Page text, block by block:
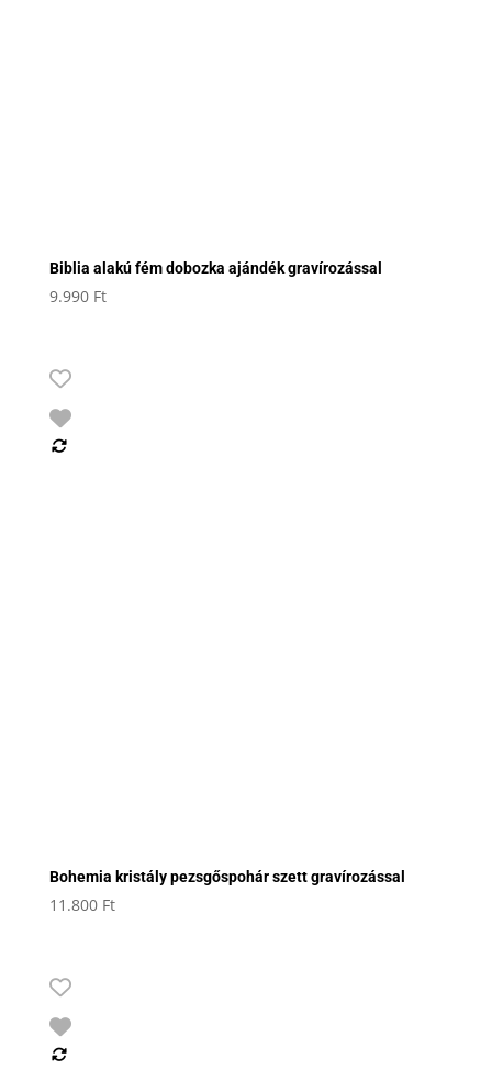
Biblia alakú fém dobozka ajándék gravírozással
9.990 Ft
Bohemia kristály pezsgőspohár szett gravírozással
11.800 Ft